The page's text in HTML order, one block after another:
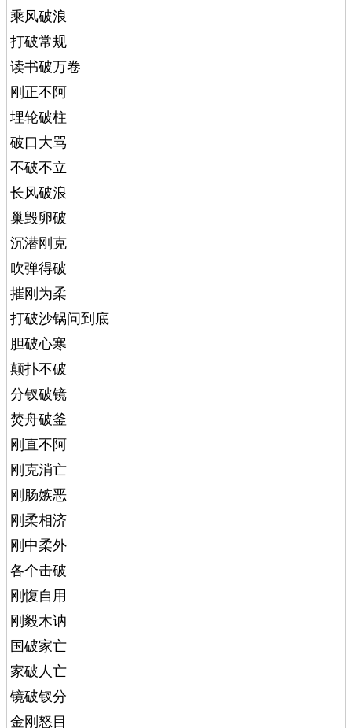
乘风破浪
打破常规
读书破万卷
刚正不阿
埋轮破柱
破口大骂
不破不立
长风破浪
巢毁卵破
沉潜刚克
吹弹得破
摧刚为柔
打破沙锅问到底
胆破心寒
颠扑不破
分钗破镜
焚舟破釜
刚直不阿
刚克消亡
刚肠嫉恶
刚柔相济
刚中柔外
各个击破
刚愎自用
刚毅木讷
国破家亡
家破人亡
镜破钗分
金刚怒目